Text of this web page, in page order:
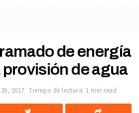
de energía
de agua
2017 Tiempo de lectura: 1 min read